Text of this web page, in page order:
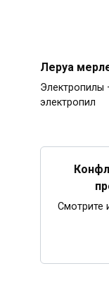
Леруа
электропил
Смотрите